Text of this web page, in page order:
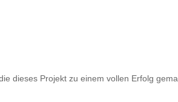
dieses Projekt zu einem vollen Erfolg